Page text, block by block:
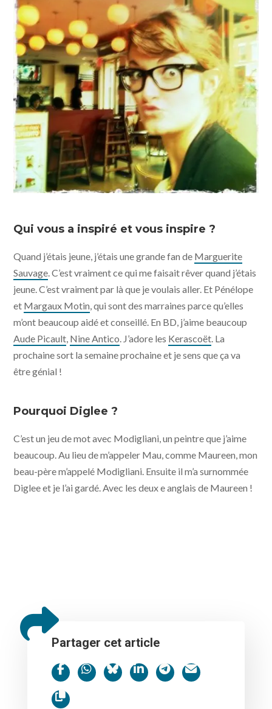
Qui vous a inspiré et vous inspire ?
Quand j’étais jeune, j’étais une grande fan de Marguerite
Sauvage . C’est vraiment ce qui me faisait rêver quand j’étais
jeune. C’est vraiment par là que je voulais aller. Et Pénélope
et Margaux Motin , qui sont des marraines parce qu’elles
m’ont beaucoup aidé et conseillé. En BD, j’aime beaucoup
Aude Picault Nine Antico . J’adore les Kerascoët . La
prochaine sort la semaine prochaine et je sens que ça va
être génial !
Pourquoi Diglee ?
C’est un jeu de mot avec Modigliani, un peintre que j’aime
beaucoup. Au lieu de m’appeler Mau, comme Maureen, mon
beau-père m’appelé Modigliani. Ensuite il m’a surnommée
Diglee et je l’ai gardé. Avec les deux e anglais de Maureen !
Partager cet article